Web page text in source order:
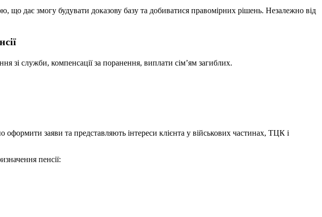
що дає змогу будувати доказову базу та добиватися правомірних рішень. Незалежно від
зі служби, компенсації за поранення, виплати сім’ям загиблих.
заяви та представляють інтереси клієнта у військових частинах, ТЦК і
пенсії: